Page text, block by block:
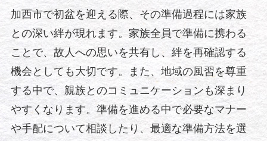
加西市で初盆を迎える際、その準備過程には家族
との深い絆が現れます。家族全員で準備に携わる
ことで、故人への思いを共有し、絆を再確認する
機会としても大切です。また、地域の風習を尊重
する中で、親族とのコミュニケーションも深まり
やすくなります。準備を進める中で必要なマナー
や手配について相談したり、最適な準備方法を選